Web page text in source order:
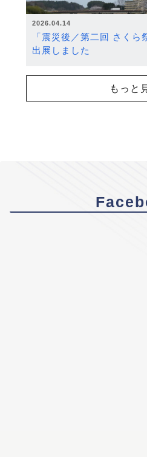
2026.04.14
「震災後／第二回 さくら
出展しました
もっと